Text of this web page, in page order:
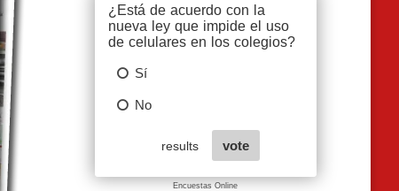
Encuestas Online